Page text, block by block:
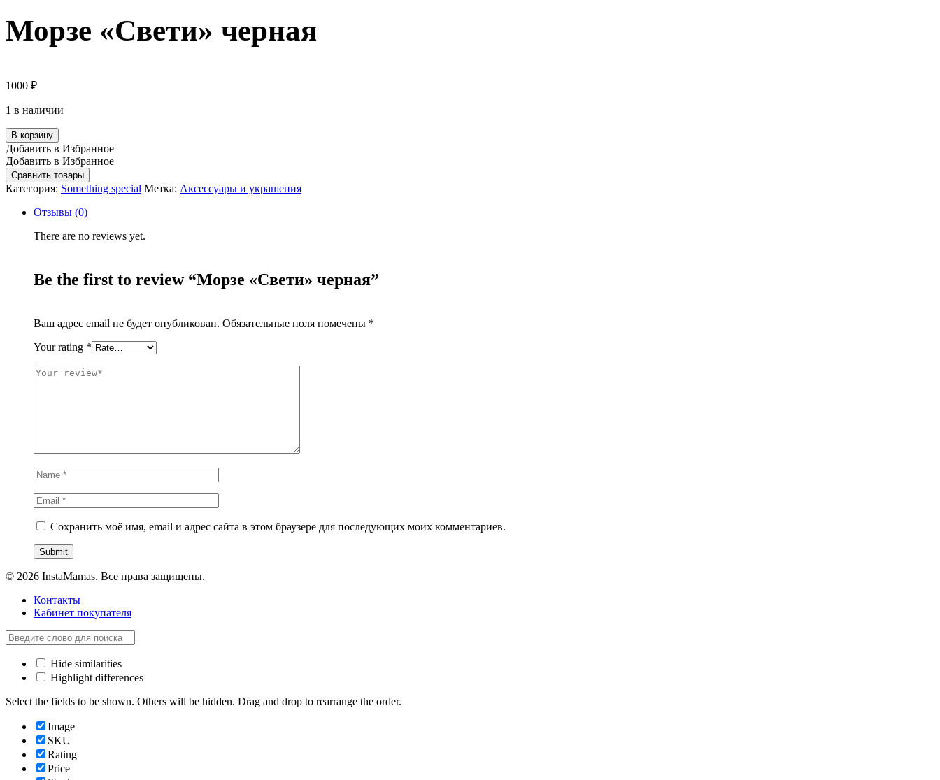
Морзе «Свети» черная
1000 ₽
1 в наличии
В корзину
Добавить в Избранное
Добавить в Избранное
Сравнить товары
Категория: Something special Метка: Аксессуары и украшения
Отзывы (0)
There are no reviews yet.
Be the first to review “Морзе «Свети» черная”
Ваш адрес email не будет опубликован. Обязательные поля помечены *
Your rating *
Сохранить моё имя, email и адрес сайта в этом браузере для последующих моих комментариев.
© 2026 InstaMamas. Все права защищены.
Контакты
Кабинет покупателя
Hide similarities
Highlight differences
Select the fields to be shown. Others will be hidden. Drag and drop to rearrange the order.
Image
SKU
Rating
Price